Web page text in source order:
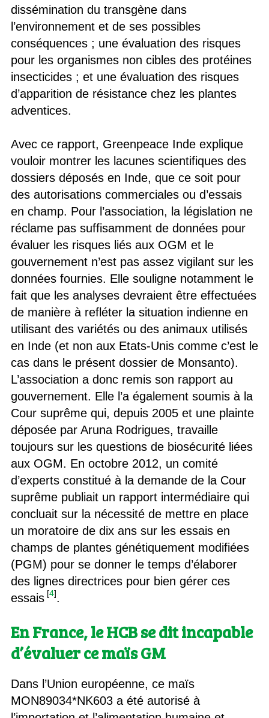
dissémination du transgène dans
l’environnement et de ses possibles
conséquences ; une évaluation des risques
pour les organismes non cibles des protéines
insecticides ; et une évaluation des risques
d’apparition de résistance chez les plantes
adventices.
Avec ce rapport, Greenpeace Inde explique
vouloir montrer les lacunes scientifiques des
dossiers déposés en Inde, que ce soit pour
des autorisations commerciales ou d’essais
en champ. Pour l’association, la législation ne
réclame pas suffisamment de données pour
évaluer les risques liés aux OGM et le
gouvernement n’est pas assez vigilant sur les
données fournies. Elle souligne notamment le
fait que les analyses devraient être effectuées
de manière à refléter la situation indienne en
utilisant des variétés ou des animaux utilisés
en Inde (et non aux Etats-Unis comme c’est le
cas dans le présent dossier de Monsanto).
L’association a donc remis son rapport au
gouvernement. Elle l’a également soumis à la
Cour suprême qui, depuis 2005 et une plainte
déposée par Aruna Rodrigues, travaille
toujours sur les questions de biosécurité liées
aux OGM. En octobre 2012, un comité
d’experts constitué à la demande de la Cour
suprême publiait un rapport intermédiaire qui
concluait sur la nécessité de mettre en place
un moratoire de dix ans sur les essais en
champs de plantes génétiquement modifiées
(PGM) pour se donner le temps d’élaborer
des lignes directrices pour bien gérer ces
essais [4].
En France, le HCB se dit incapable
d’évaluer ce maïs GM
Dans l’Union européenne, ce maïs
MON89034*NK603 a été autorisé à